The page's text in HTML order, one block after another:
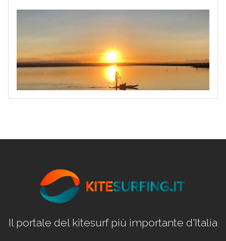
Il portale del kitesurf più importante d'Italia